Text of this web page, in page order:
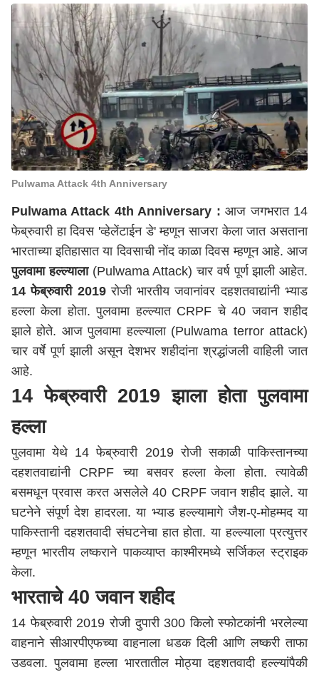
Pulwama Attack 4th Anniversary
Pulwama Attack 4th Anniversary : आज जगभरात 14
फेब्रुवारी हा दिवस 'व्हेलेंटाईन डे' म्हणून साजरा केला जात असताना
भारताच्या इतिहासात या दिवसाची नोंद काळा दिवस म्हणून आहे. आज
पुलवामा हल्ल्याला(Pulwama Attack) चार वर्ष पूर्ण झाली आहेत.
14 फेब्रुवारी 2019रोजी भारतीय जवानांवर दहशतवाद्यांनी भ्याड
हल्ला केला होता. पुलवामा हल्ल्यात CRPF चे 40 जवान शहीद
झाले होते. आज पुलवामा हल्ल्याला (Pulwama terror attack)
चार वर्षे पूर्ण झाली असून देशभर शहीदांना श्रद्धांजली वाहिली जात
आहे.
14 फेब्रुवारी 2019 झाला होता पुलवामा
हल्ला
पुलवामा येथे 14 फेब्रुवारी 2019 रोजी सकाळी पाकिस्तानच्या
दहशतवाद्यांनी CRPF च्या बसवर हल्ला केला होता. त्यावेळी
बसमधून प्रवास करत असलेले 40 CRPF जवान शहीद झाले. या
घटनेने संपूर्ण देश हादरला. या भ्याड हल्ल्यामागे जैश-ए-मोहम्मद या
पाकिस्तानी दहशतवादी संघटनेचा हात होता. या हल्ल्याला प्रत्युत्तर
म्हणून भारतीय लष्कराने पाकव्याप्त काश्मीरमध्ये सर्जिकल स्ट्राइक
केला.
भारताचे 40 जवान शहीद
14 फेब्रुवारी 2019 रोजी दुपारी 300 किलो स्फोटकांनी भरलेल्या
वाहनाने सीआरपीएफच्या वाहनाला धडक दिली आणि लष्करी ताफा
उडवला. पुलवामा हल्ला भारतातील मोठ्या दहशतवादी हल्ल्यांपैकी